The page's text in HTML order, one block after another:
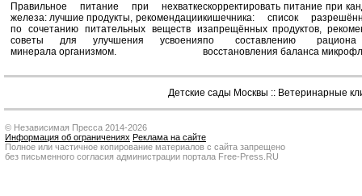
Правильное питание при нехватке
железа: лучшие продукты, рекомендации
по сочетанию питательных веществ и
советы для улучшения усвоения
минерала организмом.
скорректировать питание при
кишечника: список
запрещённых продуктов,
по составлению
восстановления баланса
Детские сады Москвы :: Ветеринарные
© Независимая Пресса 2014-2026
Информация об ограничениях Реклама на сайте
Полное или частичное копирование материалов с сайта запрещено
без письменного согласия администрации портала Free-Press.RU